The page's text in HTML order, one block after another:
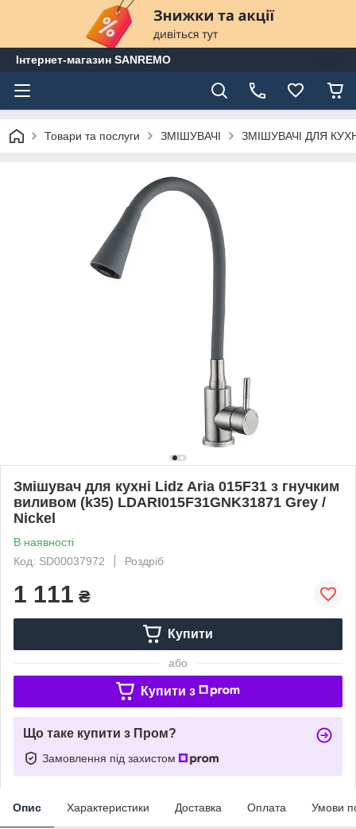
Інтернет-магазин SANREMO
Товари та послуги ЗМІШУВАЧІ ЗМІШУВАЧІ ДЛЯ
Змішувач для кухні Lidz Aria 015F31 з гнучким
виливом (k35) LDARI015F31GNK31871 Grey /
Nickel
В наявності
Код: SD00037972
Роздріб
1 111 ₴
Купити
або
Купити з
Що таке купити з Пром?
Замовлення під захистом
Опис Характеристики Доставка Оплата Умови